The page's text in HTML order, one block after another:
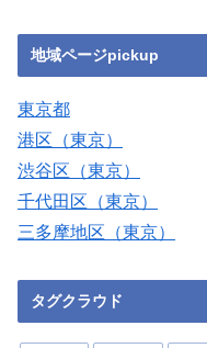
地域ページpickup
東京都
港区（東京）
渋谷区（東京）
千代田区（東京）
三多摩地区（東京）
タグクラウド